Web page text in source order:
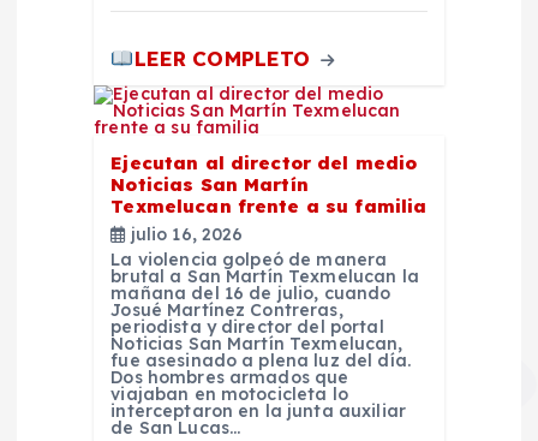
LEER COMPLETO
Ejecutan al director del medio
Noticias San Martín
Texmelucan frente a su familia
julio 16, 2026
La violencia golpeó de manera
brutal a San Martín Texmelucan la
mañana del 16 de julio, cuando
Josué Martínez Contreras,
periodista y director del portal
Noticias San Martín Texmelucan,
fue asesinado a plena luz del día.
Dos hombres armados que
viajaban en motocicleta lo
interceptaron en la junta auxiliar
de San Lucas…